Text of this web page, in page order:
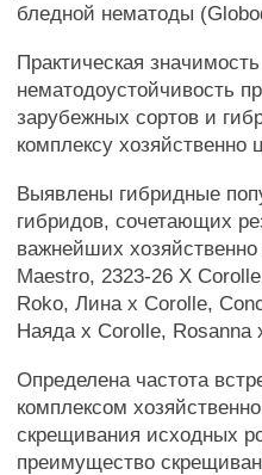
бледной нематоды
Практическая
нематодоустойчивость
зарубежных сортов и
комплексу хозяйственно
Выявлены гибридные
гибридов, сочетающих
важнейших
Maestro, 2323-26 X
Roko, Лина х Corolle,
Наяда х Corolle,
Определена частота
комплексом
скрещивания исходных
преимущество